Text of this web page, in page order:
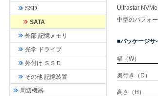
Ultrastar
中型のパフォ
パッケージサ
幅（W）
奥行き（D）
高さ（H）
SSD
SATA
外部 記憶メモリ
光学 ドライブ
外付け ＳＳＤ
その他 記憶装置
周辺機器